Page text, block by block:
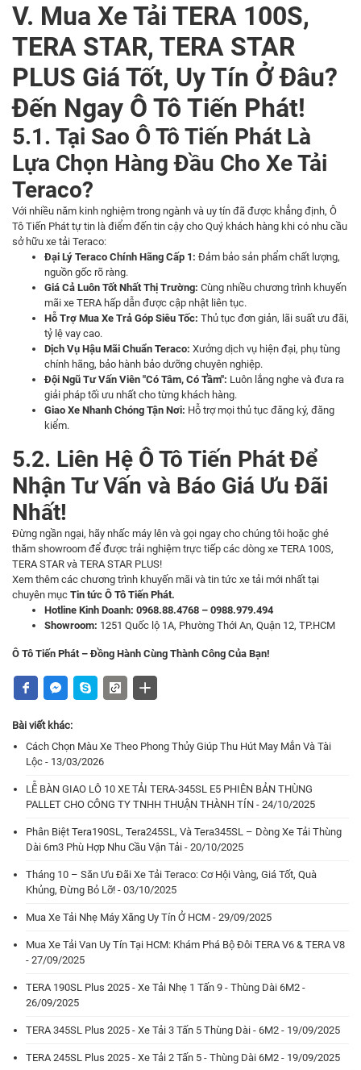
V. Mua Xe Tải TERA 100S,
TERA STAR, TERA STAR
PLUS Giá Tốt, Uy Tín Ở Đâu?
Đến Ngay Ô Tô Tiến Phát!
5.1. Tại Sao Ô Tô Tiến Phát Là
Lựa Chọn Hàng Đầu Cho Xe Tải
Teraco?
Với nhiều năm kinh nghiệm trong ngành và uy tín đã được khẳng định, Ô
Tô Tiến Phát tự tin là điểm đến tin cậy cho Quý khách hàng khi có nhu cầu
sở hữu xe tải Teraco:
Đại Lý Teraco Chính Hãng Cấp 1: Đảm bảo sản phẩm chất lượng,
nguồn gốc rõ ràng.
Giá Cả Luôn Tốt Nhất Thị Trường: Cùng nhiều chương trình khuyến
mãi xe TERA hấp dẫn được cập nhật liên tục.
Hỗ Trợ Mua Xe Trả Góp Siêu Tốc: Thủ tục đơn giản, lãi suất ưu đãi,
tỷ lệ vay cao.
Dịch Vụ Hậu Mãi Chuẩn Teraco: Xưởng dịch vụ hiện đại, phụ tùng
chính hãng, bảo hành bảo dưỡng chuyên nghiệp.
Đội Ngũ Tư Vấn Viên "Có Tâm, Có Tầm": Luôn lắng nghe và đưa ra
giải pháp tối ưu nhất cho từng khách hàng.
Giao Xe Nhanh Chóng Tận Nơi: Hỗ trợ mọi thủ tục đăng ký, đăng
kiểm.
5.2. Liên Hệ Ô Tô Tiến Phát Để
Nhận Tư Vấn và Báo Giá Ưu Đãi
Nhất!
Đừng ngần ngại, hãy nhấc máy lên và gọi ngay cho chúng tôi hoặc ghé
thăm showroom để được trải nghiệm trực tiếp các dòng xe TERA 100S,
TERA STAR và TERA STAR PLUS!
Xem thêm các chương trình khuyến mãi và tin tức xe tải mới nhất tại
chuyên mục Tin tức Ô Tô Tiến Phát.
Hotline Kinh Doanh: 0968.88.4768 – 0988.979.494
Showroom: 1251 Quốc lộ 1A, Phường Thới An, Quận 12, TP.HCM
Ô Tô Tiến Phát – Đồng Hành Cùng Thành Công Của Bạn!
Bài viết khác:
Cách Chọn Màu Xe Theo Phong Thủy Giúp Thu Hút May Mắn Và Tài
Lộc - 13/03/2026
LỄ BÀN GIAO LÔ 10 XE TẢI TERA-345SL E5 PHIÊN BẢN THÙNG
PALLET CHO CÔNG TY TNHH THUẬN THÀNH TÍN - 24/10/2025
Phân Biệt Tera190SL, Tera245SL, Và Tera345SL – Dòng Xe Tải Thùng
Dài 6m3 Phù Hợp Nhu Cầu Vận Tải - 20/10/2025
Tháng 10 – Săn Ưu Đãi Xe Tải Teraco: Cơ Hội Vàng, Giá Tốt, Quà
Khủng, Đừng Bỏ Lỡ! - 03/10/2025
Mua Xe Tải Nhẹ Máy Xăng Uy Tín Ở HCM - 29/09/2025
Mua Xe Tải Van Uy Tín Tại HCM: Khám Phá Bộ Đôi TERA V6 & TERA V8
- 27/09/2025
TERA 190SL Plus 2025 - Xe Tải Nhẹ 1 Tấn 9 - Thùng Dài 6M2 -
26/09/2025
TERA 345SL Plus 2025 - Xe Tải 3 Tấn 5 Thùng Dài - 6M2 - 19/09/2025
TERA 245SL Plus 2025 - Xe Tải 2 Tấn 5 - Thùng Dài 6M2 - 19/09/2025